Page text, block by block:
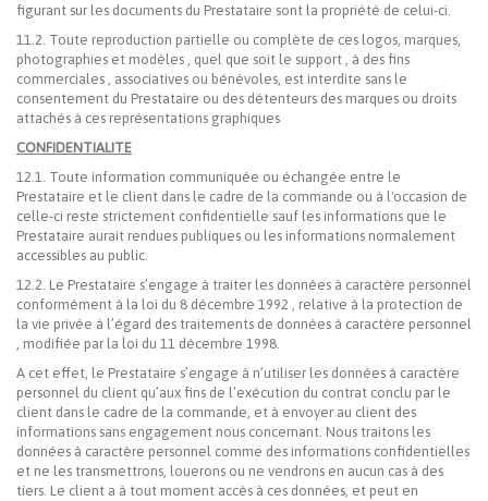
figurant sur les documents du Prestataire sont la propriété de celui-ci.
11.2. Toute reproduction partielle ou complète de ces logos, marques,
photographies et modèles , quel que soit le support , à des fins
commerciales , associatives ou bénévoles, est interdite sans le
consentement du Prestataire ou des détenteurs des marques ou droits
attachés à ces représentations graphiques
CONFIDENTIALITE
12.1. Toute information communiquée ou échangée entre le
Prestataire et le client dans le cadre de la commande ou à l'occasion de
celle-ci reste strictement confidentielle sauf les informations que le
Prestataire aurait rendues publiques ou les informations normalement
accessibles au public.
12.2. Le Prestataire s’engage à traiter les données à caractère personnel
conformément à la loi du 8 décembre 1992 , relative à la protection de
la vie privée à l’égard des traitements de données à caractère personnel
, modifiée par la loi du 11 décembre 1998.
A cet effet, le Prestataire s’engage à n’utiliser les données à caractère
personnel du client qu’aux fins de l’exécution du contrat conclu par le
client dans le cadre de la commande, et à envoyer au client des
informations sans engagement nous concernant. Nous traitons les
données à caractère personnel comme des informations confidentielles
et ne les transmettrons, louerons ou ne vendrons en aucun cas à des
tiers. Le client a à tout moment accès à ces données, et peut en